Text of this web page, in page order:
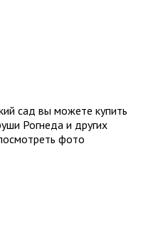
сад вы можете купить
Рогнеда и других
фото